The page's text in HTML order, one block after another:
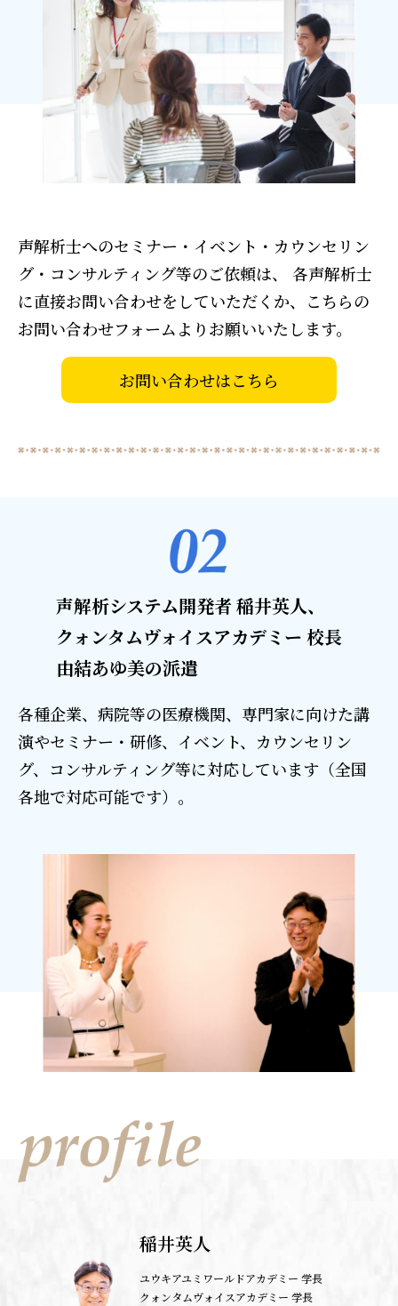
声解析士へのセミナー・イベント・カウンセリン
グ・コンサルティング等のご依頼は、
各声解析士
に直接お問い合わせをしていただくか、こちらの
お問い合わせフォームよりお願いいたします。
お問い合わせはこちら
声解析システム開発者 稲井英人、
クォンタムヴォイスアカデミー 校長
由結あゆ美の派遣
各種企業、病院等の医療機関、専門家に向けた講
演やセミナー・研修、イベント、カウンセリン
グ、コンサルティング等に対応しています（全国
各地で対応可能です）。
稲井英人
ユウキアユミワールドアカデミー 学長
クォンタムヴォイスアカデミー 学長